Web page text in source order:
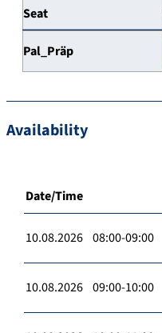
Seat
Pal_Präp
Availability
Date/Time
10.08.2026 08:00-09:00
10.08.2026 09:00-10:00